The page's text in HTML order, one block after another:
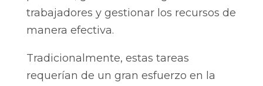
trabajadores y gestionar los recursos de
manera efectiva.
Tradicionalmente, estas tareas
requerían de un gran esfuerzo en la